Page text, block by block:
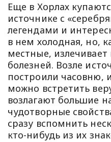
Еще в Хорлах
источнике с
легендами и
в нем холодная, но,
местные, излечивает
болезней. Возле
построили часовню,
можно встретить
возлагают большие
чудотворные
сразу вспомнить
кто-нибудь из их